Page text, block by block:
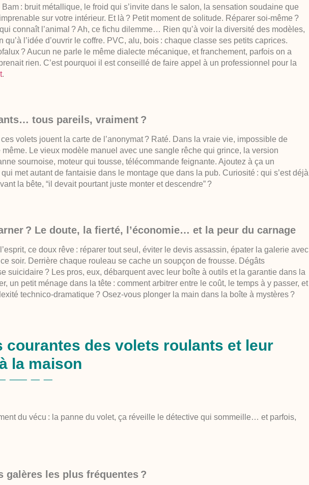
: bruit métallique, le froid qui s’invite dans le salon, la sensation soudaine que
sur votre intérieur. Et là ? Petit moment de solitude. Réparer soi-même ?
connaît l’animal ? Ah, ce fichu dilemme… Rien qu’à voir la diversité des modèles,
qu’à l’idée d’ouvrir le coffre. PVC, alu, bois : chaque classe ses petits caprices.
? Aucun ne parle le même dialecte mécanique, et franchement, parfois on a
rien. C’est pourquoi il est conseillé de faire appel à un professionnel pour la
.
tous pareils, vraiment ?
volets jouent la carte de l’anonymat ? Raté. Dans la vraie vie, impossible de
même. Le vieux modèle manuel avec une sangle rêche qui grince, la version
sournoise, moteur qui tousse, télécommande feignante. Ajoutez à ça un
met autant de fantaisie dans le montage que dans la pub. Curiosité : qui s’est déjà
la bête, “il devait pourtant juste monter et descendre” ?
? Le doute, la fierté, l’économie… et la peur du carnage
l’esprit, ce doux rêve : réparer tout seul, éviter le devis assassin, épater la galerie avec
soir. Derrière chaque rouleau se cache un soupçon de frousse. Dégâts
suicidaire ? Les pros, eux, débarquent avec leur boîte à outils et la garantie dans la
un petit ménage dans la tête : comment arbitrer entre le coût, le temps à y passer, et
technico-dramatique ? Osez-vous plonger la main dans la boîte à mystères ?
courantes des volets roulants et leur
la maison
du vécu : la panne du volet, ça réveille le détective qui sommeille… et parfois,
galères les plus fréquentes ?